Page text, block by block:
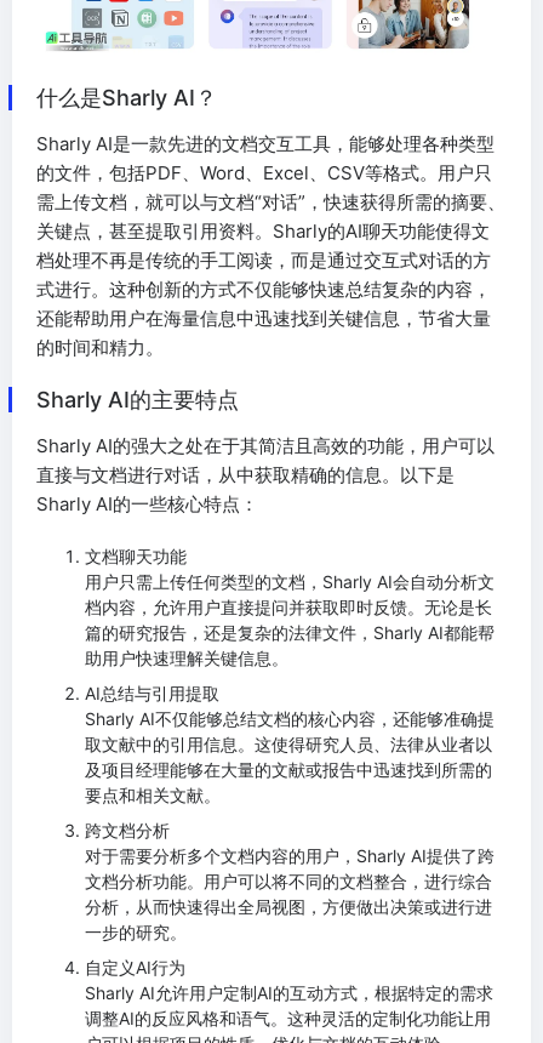
什么是Sharly AI？
Sharly AI是一款先进的文档交互工具，能够处理各种类型
的文件，包括PDF、Word、Excel、CSV等格式。用户只
需上传文档，就可以与文档“对话”，快速获得所需的摘要、
关键点，甚至提取引用资料。Sharly的AI聊天功能使得文
档处理不再是传统的手工阅读，而是通过交互式对话的方
式进行。这种创新的方式不仅能够快速总结复杂的内容，
还能帮助用户在海量信息中迅速找到关键信息，节省大量
的时间和精力。
Sharly AI的主要特点
Sharly AI的强大之处在于其简洁且高效的功能，用户可以
直接与文档进行对话，从中获取精确的信息。以下是
Sharly AI的一些核心特点：
文档聊天功能
用户只需上传任何类型的文档，Sharly AI会自动分析文
档内容，允许用户直接提问并获取即时反馈。无论是长
篇的研究报告，还是复杂的法律文件，Sharly AI都能帮
助用户快速理解关键信息。
AI总结与引用提取
Sharly AI不仅能够总结文档的核心内容，还能够准确提
取文献中的引用信息。这使得研究人员、法律从业者以
及项目经理能够在大量的文献或报告中迅速找到所需的
要点和相关文献。
跨文档分析
对于需要分析多个文档内容的用户，Sharly AI提供了跨
文档分析功能。用户可以将不同的文档整合，进行综合
分析，从而快速得出全局视图，方便做出决策或进行进
一步的研究。
自定义AI行为
Sharly AI允许用户定制AI的互动方式，根据特定的需求
调整AI的反应风格和语气。这种灵活的定制化功能让用